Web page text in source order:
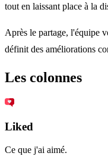
tout en laissant place à la
Après le partage, l'équipe
définit des améliorations
Les colonnes
Liked
Ce que j'ai aimé.